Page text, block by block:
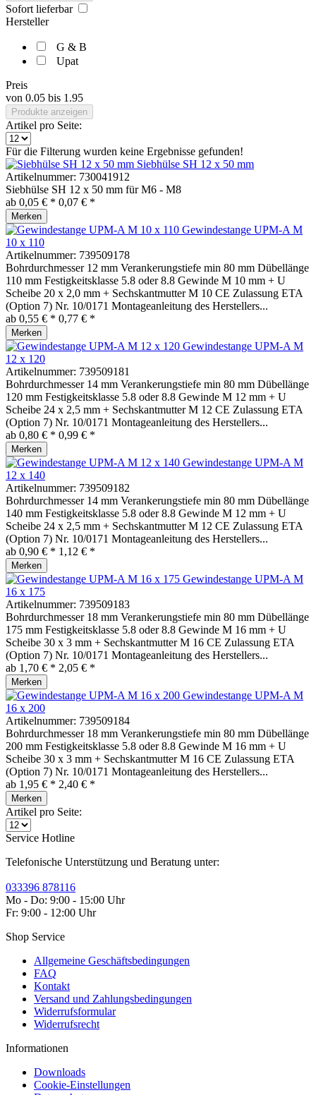
Sofort lieferbar
Hersteller
G & B
Upat
Preis
von 0.05 bis 1.95
Produkte anzeigen
Artikel pro Seite:
Für die Filterung wurden keine Ergebnisse gefunden!
Siebhülse SH 12 x 50 mm
Artikelnummer: 730041912
Siebhülse SH 12 x 50 mm für M6 - M8
ab 0,05 € * 0,07 € *
Merken
Gewindestange UPM-A M
10 x 110
Artikelnummer: 739509178
Bohrdurchmesser 12 mm Verankerungstiefe min 80 mm Dübellänge
110 mm Festigkeitsklasse 5.8 oder 8.8 Gewinde M 10 mm + U
Scheibe 20 x 2,0 mm + Sechskantmutter M 10 CE Zulassung ETA
(Option 7) Nr. 10/0171 Montageanleitung des Herstellers...
ab 0,55 € * 0,77 € *
Merken
Gewindestange UPM-A M
12 x 120
Artikelnummer: 739509181
Bohrdurchmesser 14 mm Verankerungstiefe min 80 mm Dübellänge
120 mm Festigkeitsklasse 5.8 oder 8.8 Gewinde M 12 mm + U
Scheibe 24 x 2,5 mm + Sechskantmutter M 12 CE Zulassung ETA
(Option 7) Nr. 10/0171 Montageanleitung des Herstellers...
ab 0,80 € * 0,99 € *
Merken
Gewindestange UPM-A M
12 x 140
Artikelnummer: 739509182
Bohrdurchmesser 14 mm Verankerungstiefe min 80 mm Dübellänge
140 mm Festigkeitsklasse 5.8 oder 8.8 Gewinde M 12 mm + U
Scheibe 24 x 2,5 mm + Sechskantmutter M 12 CE Zulassung ETA
(Option 7) Nr. 10/0171 Montageanleitung des Herstellers...
ab 0,90 € * 1,12 € *
Merken
Gewindestange UPM-A M
16 x 175
Artikelnummer: 739509183
Bohrdurchmesser 18 mm Verankerungstiefe min 80 mm Dübellänge
175 mm Festigkeitsklasse 5.8 oder 8.8 Gewinde M 16 mm + U
Scheibe 30 x 3 mm + Sechskantmutter M 16 CE Zulassung ETA
(Option 7) Nr. 10/0171 Montageanleitung des Herstellers...
ab 1,70 € * 2,05 € *
Merken
Gewindestange UPM-A M
16 x 200
Artikelnummer: 739509184
Bohrdurchmesser 18 mm Verankerungstiefe min 80 mm Dübellänge
200 mm Festigkeitsklasse 5.8 oder 8.8 Gewinde M 16 mm + U
Scheibe 30 x 3 mm + Sechskantmutter M 16 CE Zulassung ETA
(Option 7) Nr. 10/0171 Montageanleitung des Herstellers...
ab 1,95 € * 2,40 € *
Merken
Artikel pro Seite:
Service Hotline
Telefonische Unterstützung und Beratung unter:
033396 878116
Mo - Do: 9:00 - 15:00 Uhr
Fr: 9:00 - 12:00 Uhr
Shop Service
Allgemeine Geschäftsbedingungen
FAQ
Kontakt
Versand und Zahlungsbedingungen
Widerrufsformular
Widerrufsrecht
Informationen
Downloads
Cookie-Einstellungen